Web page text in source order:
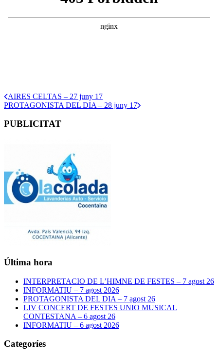
AIRES CELTAS – 27 juny 17
PROTAGONISTA DEL DIA – 28 juny 17
PUBLICITAT
Última hora
INTERPRETACIO DE L’HIMNE DE FESTES – 7 agost 26
INFORMATIU – 7 agost 2026
PROTAGONISTA DEL DIA – 7 agost 26
LIV CONCERT DE FESTES UNIO MUSICAL
CONTESTANA – 6 agost 26
INFORMATIU – 6 agost 2026
Categoríes